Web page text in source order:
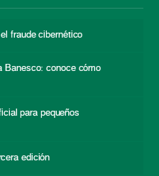
fraude cibernético
Banesco: conoce cómo
para pequeños
edición